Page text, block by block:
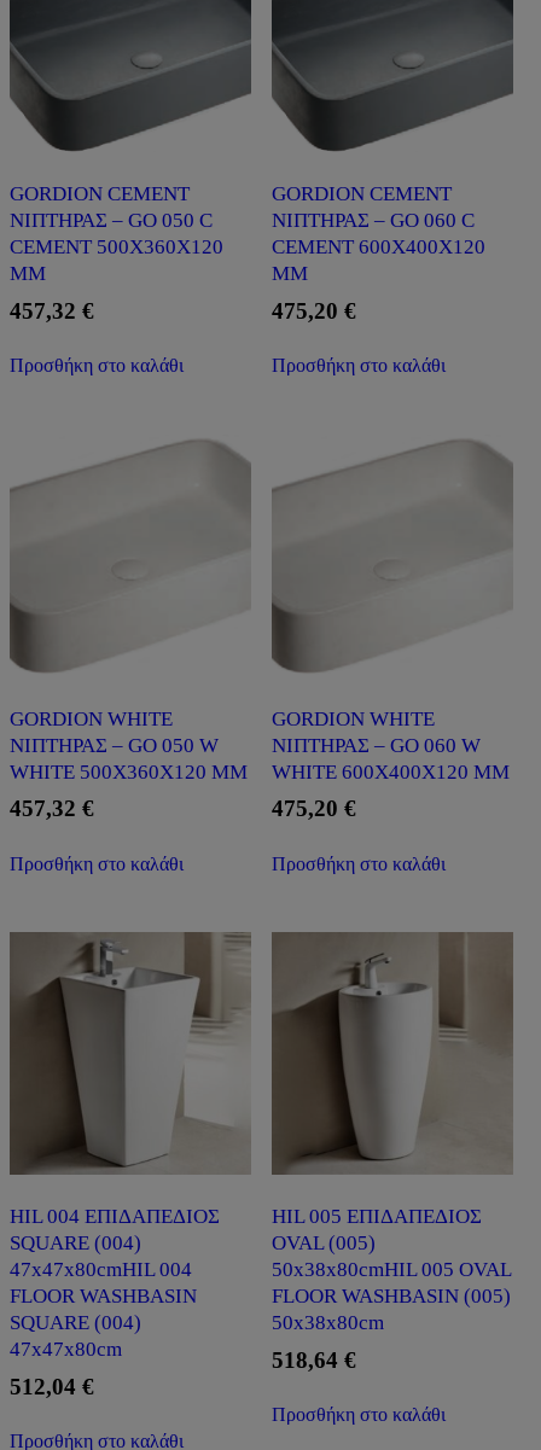
GORDION CEMENT
ΝΙΠΤΗΡΑΣ – GO 050 C
CEMENT 500X360X120
MM
457,32 €
Προσθήκη στο καλάθι
GORDION CEMENT
ΝΙΠΤΗΡΑΣ – GO 060 C
CEMENT 600X400X120
MM
475,20 €
Προσθήκη στο καλάθι
GORDION WHITE
ΝΙΠΤΗΡΑΣ – GO 050 W
WHITE 500X360X120 MM
457,32 €
Προσθήκη στο καλάθι
GORDION WHITE
ΝΙΠΤΗΡΑΣ – GO 060 W
WHITE 600X400X120 MM
475,20 €
Προσθήκη στο καλάθι
HIL 004 ΕΠΙΔΑΠΕΔΙΟΣ
SQUARE (004)
47x47x80cmHIL 004
FLOOR WASHBASIN
SQUARE (004)
47x47x80cm
512,04 €
Προσθήκη στο καλάθι
HIL 005 ΕΠΙΔΑΠΕΔΙΟΣ
OVAL (005)
50x38x80cmHIL 005 OVAL
FLOOR WASHBASIN (005)
50x38x80cm
518,64 €
Προσθήκη στο καλάθι